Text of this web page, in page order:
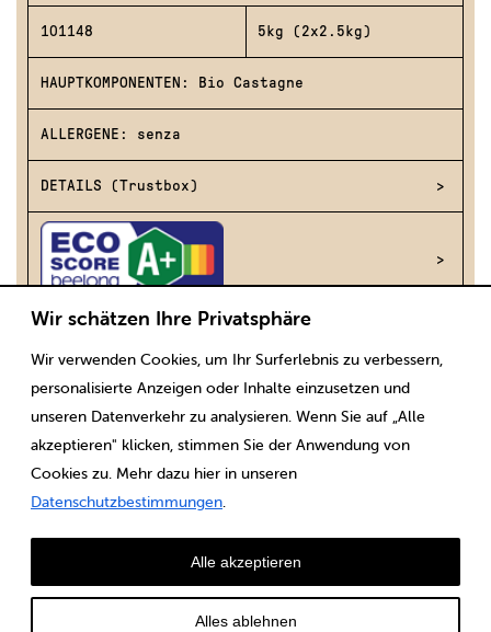
Wir schätzen Ihre Privatsphäre
Wir verwenden Cookies, um Ihr Surferlebnis zu verbessern,
personalisierte Anzeigen oder Inhalte einzusetzen und
unseren Datenverkehr zu analysieren. Wenn Sie auf „Alle
akzeptieren" klicken, stimmen Sie der Anwendung von
Cookies zu. Mehr dazu hier in unseren
Datenschutzbestimmungen
Alles ablehnen
Alle akzeptieren
101148 5kg (2x2.5kg)
HAUPTKOMPONENTEN: Bio Castagne
ALLERGENE: senza
DETAILS (Trustbox)
Scaricare Note legali CGV Protezione dei dati